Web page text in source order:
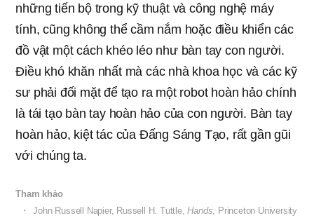
những tiến bộ trong kỹ thuật và công nghệ máy
tính, cũng không thể cầm nắm hoặc điều khiển các
đồ vật một cách khéo léo như bàn tay con người.
Điều khó khăn nhất mà các nhà khoa học và các kỹ
sư phải đối mặt để tạo ra một robot hoàn hảo chính
là tái tạo bàn tay hoàn hảo của con người. Bàn tay
hoàn hảo, kiệt tác của Đấng Sáng Tạo, rất gần gũi
với chúng ta.
Tham khảo
John Russell Napier, Russell H. Tuttle,Hands , Princeton University